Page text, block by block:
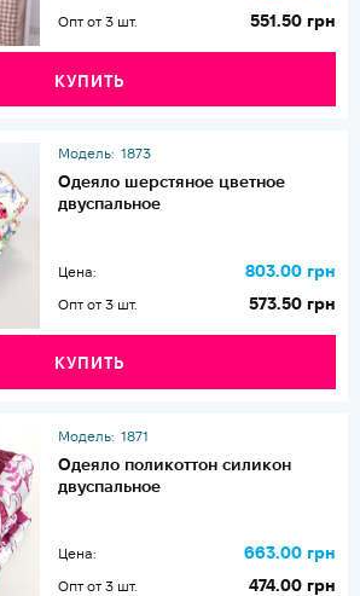
Опт от 3 шт. 551.50 грн
КУПИТЬ
Модель: 1873
Одеяло шерстяное цветное
двуспальное
Цена: 803.00 грн
Опт от 3 шт. 573.50 грн
КУПИТЬ
Модель: 1871
Одеяло поликоттон силикон
двуспальное
Цена: 663.00 грн
Опт от 3 шт. 474.00 грн